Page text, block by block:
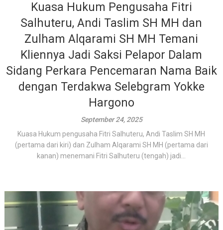
Kuasa Hukum Pengusaha Fitri
Salhuteru, Andi Taslim SH MH dan
Zulham Alqarami SH MH Temani
Kliennya Jadi Saksi Pelapor Dalam
Sidang Perkara Pencemaran Nama Baik
dengan Terdakwa Selebgram Yokke
Hargono
September 24, 2025
Kuasa Hukum pengusaha Fitri Salhuteru, Andi Taslim SH MH
(pertama dari kiri) dan Zulham Alqarami SH MH (pertama dari
kanan) menemani Fitri Salhuteru (tengah) jadi...